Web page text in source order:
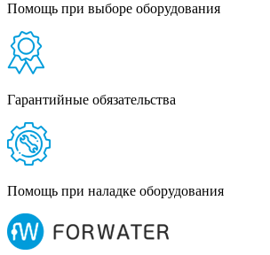
Помощь при выборе оборудования
Гарантийные обязательства
Помощь при наладке оборудования